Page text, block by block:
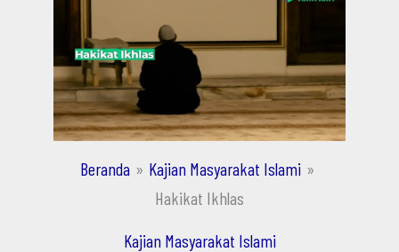
Beranda
Kajian Masyarakat Islami
Hakikat Ikhlas
Kajian Masyarakat Islami